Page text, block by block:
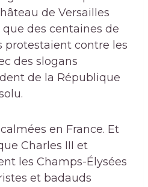
de Versailles
des centaines de
protestaient contre les
des slogans
de la République
en France. Et
Charles III et
les Champs-Élysées
et badauds